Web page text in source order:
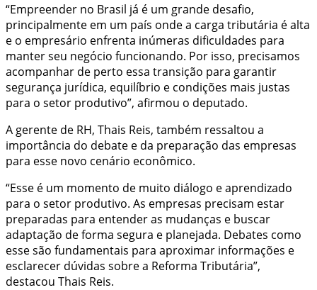
“Empreender no Brasil já é um grande desafio,
principalmente em um país onde a carga tributária é alta
e o empresário enfrenta inúmeras dificuldades para
manter seu negócio funcionando. Por isso, precisamos
acompanhar de perto essa transição para garantir
segurança jurídica, equilíbrio e condições mais justas
para o setor produtivo”, afirmou o deputado.
A gerente de RH, Thais Reis, também ressaltou a
importância do debate e da preparação das empresas
para esse novo cenário econômico.
“Esse é um momento de muito diálogo e aprendizado
para o setor produtivo. As empresas precisam estar
preparadas para entender as mudanças e buscar
adaptação de forma segura e planejada. Debates como
esse são fundamentais para aproximar informações e
esclarecer dúvidas sobre a Reforma Tributária”,
destacou Thais Reis.